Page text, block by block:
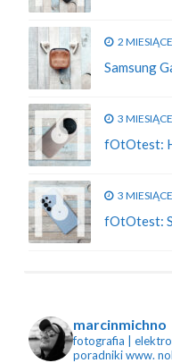
2
Samsung
3
fOtOtest:
3
fOtOtest:
marcinmichno
fotografia |
poradnikiwww.